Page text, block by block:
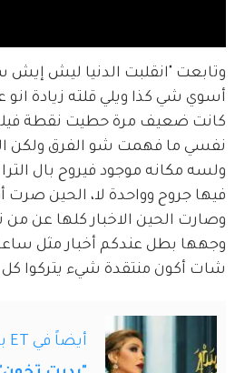
وتابعت "انقلبت الدنيا ليش إيش
أسوي شي كذا ويلي قلته زيادة
كانت ضعيف مرة حطيت نقطة فيلر
نفسي ما فهمت شو الفرق ولكن
ولسه مكانه موجود فيروح بال
فيها جروح وواحدة لا، الحين
وصارت الحين الاخبار كلها عن
وجهها بطل عندكم أخبار مثل
شات أكون منتقدة شيء يتركوا كل
أيضاً في ET بالعربي